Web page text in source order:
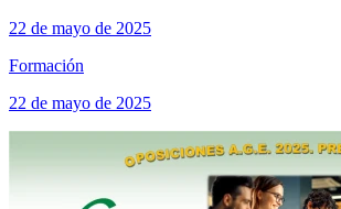
22 de mayo de 2025
Formación
22 de mayo de 2025